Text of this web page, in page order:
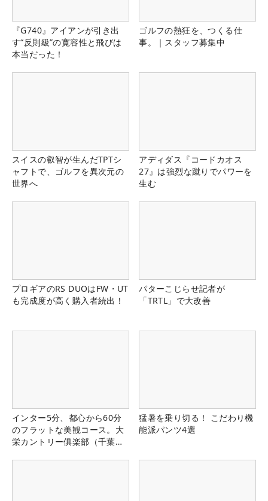
『G740』アイアンが引き出
す“反則級”の寛容性と飛びは
本当だった！
ゴルフの熱狂を、つくる仕
事。｜スタッフ募集中
スイスの叡智が生んだTPTシ
ャフトで、ゴルフを異次元の
世界へ
アディダス『コードカオス
27』は強烈な蹴りでパワーを
生む
プロギアのRS DUOはFW・UT
も完成度が高く購入者続出！
パターこじらせ記者が
「TRTL」で大改善
インター5分、都心から60分
のフラットな美観コース。大
栄カントリー俱楽部（千葉
猛暑を乗り切る！ こだわり機
能派パンツ4選